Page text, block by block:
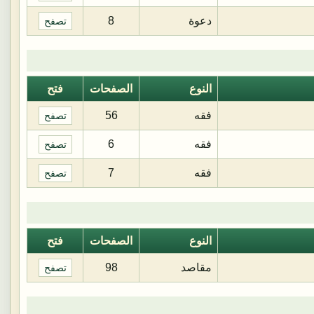
دعوة 8 تصفح
النوع الصفحات فتح
فقه 56 تصفح
فقه 6 تصفح
فقه 7 تصفح
النوع الصفحات فتح
مقاصد 98 تصفح